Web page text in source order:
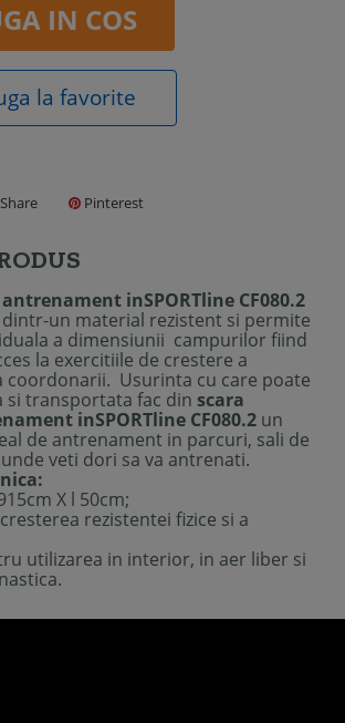
IN COS
la favorite
Share Pinterest
inSPORTline CF080.2
un material rezistent si permite
a dimensiunii campurilor fiind
la exercitiile de crestere a
coordonarii. Usurinta cu care poate
si transportata fac din scara
inSPORTline CF080.2 un
de antrenament in parcuri, sali de
veti dori sa va antrenati.
X l 50cm;
rezistentei fizice si a
utilizarea in interior, in aer liber si